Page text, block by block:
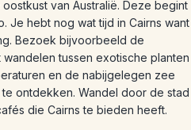
van Australië. Deze begint
Je hebt nog wat tijd in Cairns want
Bezoek bijvoorbeeld de
tussen exotische planten
en de nabijgelegen zee
ontdekken. Wandel door de stad
die Cairns te bieden heeft.